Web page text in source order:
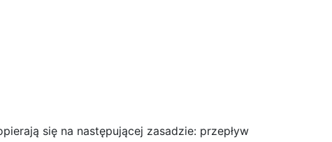
się na następującej zasadzie: przepływ